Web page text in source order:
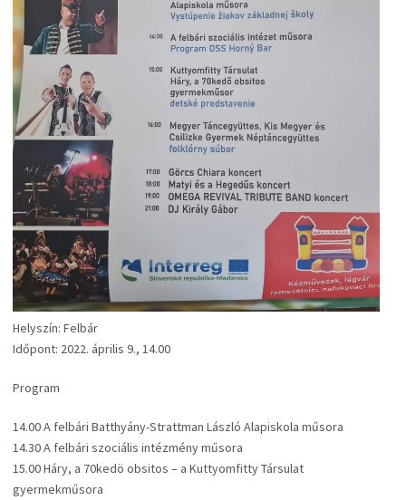
Helyszín: Felbár
Időpont: 2022. április 9., 14.00
Program
14.00 A felbári Batthyány-Strattman László Alapiskola műsora
14.30 A felbári szociális intézmény műsora
15.00 Háry, a 70kedö obsitos – a Kuttyomfitty Társulat
gyermekműsora